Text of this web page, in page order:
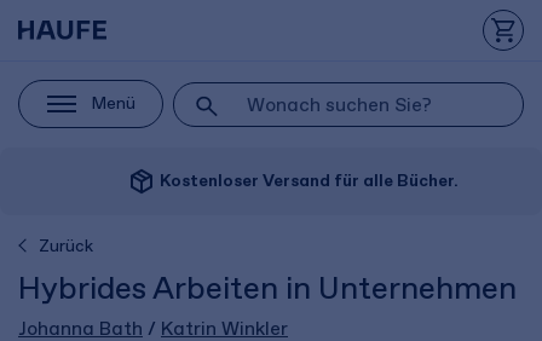
Menü
package_2 Kostenloser Versand für alle Bücher.
Zurück
Hybrides Arbeiten in Unternehmen
Johanna Bath / Katrin Winkler